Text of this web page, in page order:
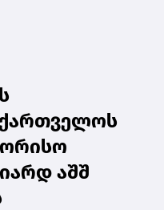
აშშ